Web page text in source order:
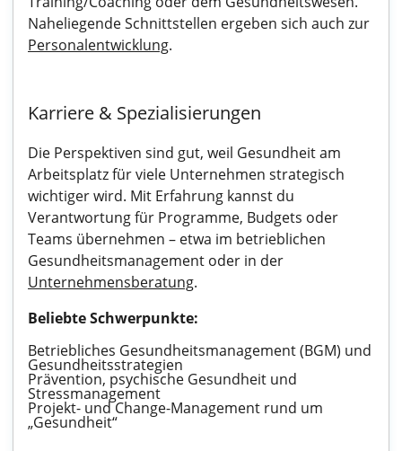
Naheliegende Schnittstellen ergeben sich auch zur
Personalentwicklung.
Karriere & Spezialisierungen
Die Perspektiven sind gut, weil Gesundheit am
Arbeitsplatz für viele Unternehmen strategisch
wichtiger wird. Mit Erfahrung kannst du
Verantwortung für Programme, Budgets oder
Teams übernehmen – etwa im betrieblichen
Gesundheitsmanagement oder in der
Unternehmensberatung.
Beliebte Schwerpunkte:
Betriebliches Gesundheitsmanagement (BGM) und
Gesundheitsstrategien
Prävention, psychische Gesundheit und
Stressmanagement
Projekt- und Change-Management rund um
„Gesundheit“